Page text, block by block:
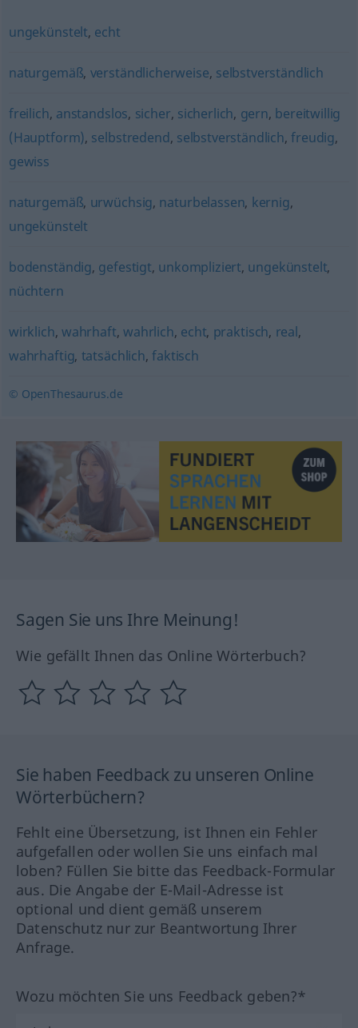
ungekünstelt, echt
naturgemäß, verständlicherweise, selbstverständlich
freilich, anstandslos, sicher, sicherlich, gern, bereitwillig
(Hauptform), selbstredend, selbstverständlich,freudig,
gewiss
naturgemäß, urwüchsig, naturbelassen, kernig,
ungekünstelt
bodenständig, gefestigt, unkompliziert, ungekünstelt,
nüchtern
wirklich, wahrhaft, wahrlich, echt, praktisch, real,
wahrhaftig, tatsächlich,faktisch
© OpenThesaurus.de
Sagen Sie uns Ihre Meinung!
Wie gefällt Ihnen das Online Wörterbuch?
Sie haben Feedback zu unseren Online
Wörterbüchern?
Fehlt eine Übersetzung, ist Ihnen ein Fehler
aufgefallen oder wollen Sie uns einfach mal
loben? Füllen Sie bitte das Feedback-Formular
aus. Die Angabe der E-Mail-Adresse ist
optional und dient gemäß unserem
Datenschutz nur zur Beantwortung Ihrer
Anfrage.
Wozu möchten Sie uns Feedback geben?*